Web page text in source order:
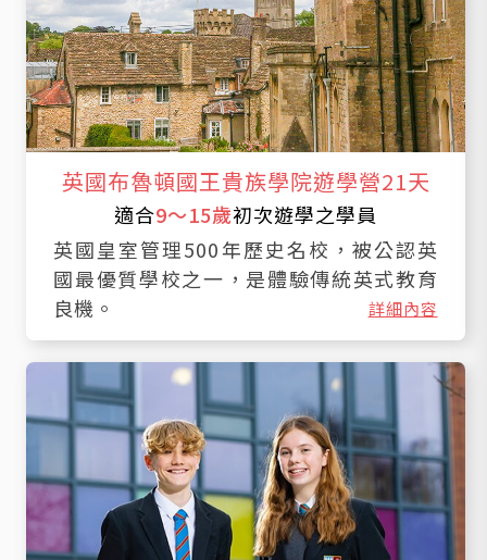
英國布魯頓國王貴族學院遊學營21天
適合9～15歲初次遊學之學員
英國皇室管理500年歷史名校，被公認英
國最優質學校之一，是體驗傳統英式教育
良機。
詳細內容